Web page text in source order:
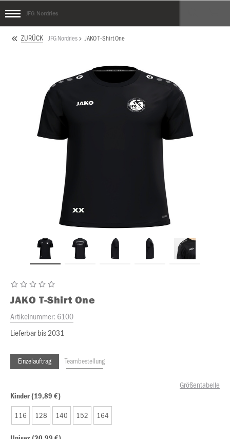
JFG Nordries
ZURÜCK JFG Nordries JAKO T-Shirt One
JAKO T-Shirt One
Artikelnummer: 6100
Lieferbar bis 2031
Einzelauftrag Teambestellung
Größentabelle
Kinder (19,89 €)
116 128 140 152 164